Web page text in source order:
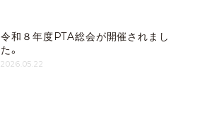
令和８年度PTA総会が開催されまし
た。
2026.05.22